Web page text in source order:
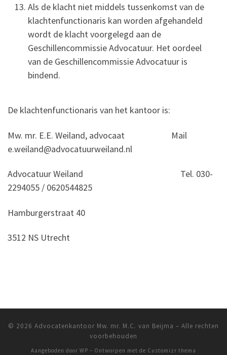
Als de klacht niet middels tussenkomst van de
klachtenfunctionaris kan worden afgehandeld
wordt de klacht voorgelegd aan de
Geschillencommissie Advocatuur. Het oordeel
van de Geschillencommissie Advocatuur is
bindend.
De klachtenfunctionaris van het kantoor is:
Mw. mr. E.E. Weiland, advocaat Mail
e.weiland@advocatuurweiland.nl
Advocatuur Weiland Tel. 030-
2294055 / 0620544825
Hamburgerstraat 40
3512 NS Utrecht
© 2026 Advocatenkantoor Mw. mr. M.C. van Beijma – Alle rechten
voorbehouden
Aangeboden door WP – Ontworpen met de Customizr thema